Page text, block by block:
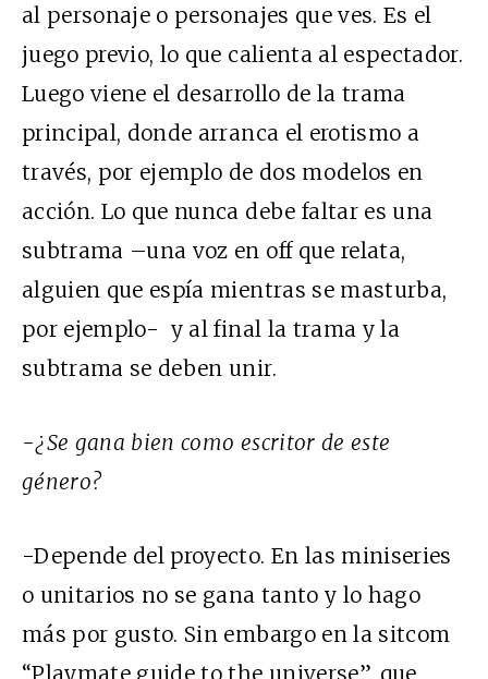
al personaje o personajes que ves. Es el
juego previo, lo que calienta al espectador.
Luego viene el desarrollo de la trama
principal, donde arranca el erotismo a
través, por ejemplo de dos modelos en
acción. Lo que nunca debe faltar es una
subtrama –una voz en off que relata,
alguien que espía mientras se masturba,
por ejemplo- y al final la trama y la
subtrama se deben unir.
-¿Se gana bien como escritor de este
género?
-Depende del proyecto. En las miniseries
o unitarios no se gana tanto y lo hago
más por gusto. Sin embargo en la sitcom
“Playmate guide to the universe”, que